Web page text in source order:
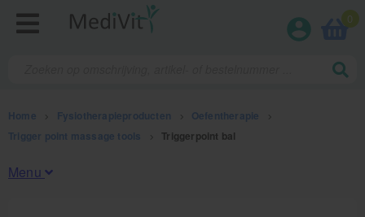
0
Home Fysiotherapieproducten Oefentherapie
Trigger point massage tools
Triggerpoint bal
Menu